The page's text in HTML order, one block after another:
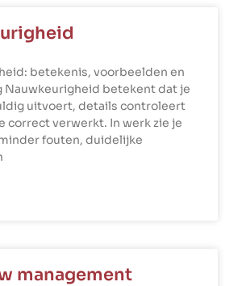
betekenis, voorbeelden en
Nauwkeurigheid betekent dat je
uitvoert, details controleert
correct verwerkt. In werk zie je
fouten, duidelijke
management